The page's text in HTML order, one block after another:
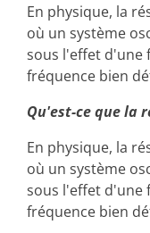
En physique, la
où un système
sous l'effet d'une
fréquence bien
Qu'est-ce que la
En physique, la
où un système
sous l'effet d'une
fréquence bien